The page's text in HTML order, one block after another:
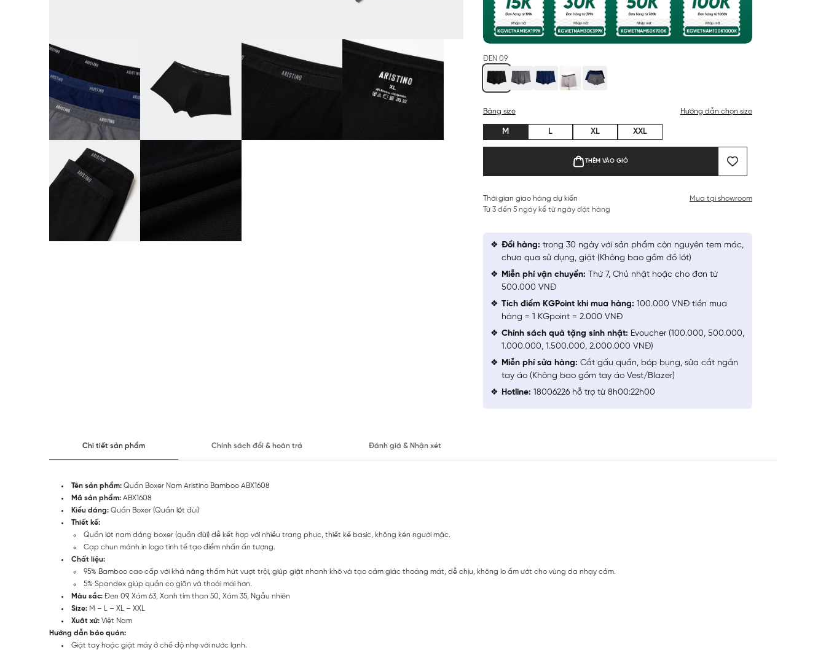
ĐEN 09
Bảng size Hướng dẫn chọn size
M L XL XXL
THÊM VÀO GIỎ
Thời gian giao hàng dự kiến
Từ 3 đến 5 ngày kể từ ngày đặt hàng
Mua tại showroom
Đổi hàng: trong 30 ngày với sản phẩm còn nguyên tem mác,
chưa qua sử dụng, giặt (Không bao gồm đồ lót)
Miễn phí vận chuyển: Thứ 7, Chủ nhật hoặc cho đơn từ
500.000 VNĐ
Tích điểm KGPoint khi mua hàng: 100.000 VNĐ tiền mua
hàng = 1 KGpoint = 2.000 VNĐ
Chính sách quà tặng sinh nhật: Evoucher (100.000, 500.000,
1.000.000, 1.500.000, 2.000.000 VNĐ)
Miễn phí sửa hàng: Cắt gấu quần, bóp bụng, sửa cắt ngắn
tay áo (Không bao gồm tay áo Vest/Blazer)
Hotline: 18006226 hỗ trợ từ 8h00:22h00
Chi tiết sản phẩm Chính sách đổi & hoàn trả Đánh giá & Nhận xét
Tên sản phẩm: Quần Boxer Nam Aristino Bamboo ABX1608
Mã sản phẩm: ABX1608
Kiểu dáng: Quần Boxer (Quần lót đùi)
Thiết kế:
Quần lót nam dáng boxer (quần đùi) dễ kết hợp với nhiều trang phục, thiết kế basic, không kén người mặc.
Cạp chun mảnh in logo tinh tế tạo điểm nhấn ấn tượng.
Chất liệu:
95% Bamboo cao cấp với khả năng thấm hút vượt trội, giúp giặt nhanh khô và tạo cảm giác thoáng mát, dễ chịu, không lo ẩm ướt cho vùng da nhạy cảm.
5% Spandex giúp quần co giãn và thoải mái hơn.
Màu sắc: Đen 09, Xám 63, Xanh tím than 50, Xám 35, Ngẫu nhiên
Size: M – L – XL – XXL
Xuât xứ: Việt Nam
Hướng dẫn bảo quản:
Giặt tay hoặc giặt máy ở chế độ nhẹ với nước lạnh.